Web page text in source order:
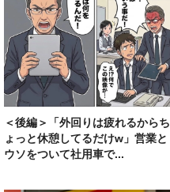
＜後編＞「外回りは疲れるからち
ょっと休憩してるだけw」営業と
ウソをついて社用車で...